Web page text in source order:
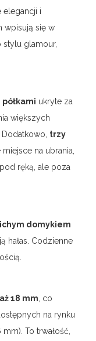
elegancji i
wpisują się w
stylu glamour,
ukryte za
większych
trzy
na ubrania,
ręką, ale poza
domykiem
hałas. Codzienne
aż 18 mm , co
na rynku
To trwałość,